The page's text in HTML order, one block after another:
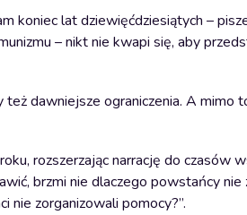
koniec lat dziewięćdziesiątych –
– nikt nie kwapi się, aby
dawniejsze ograniczenia. A mimo
rozszerzając narrację do czasów
brzmi nie dlaczego powstańcy nie
nie zorganizowali pomocy?”.